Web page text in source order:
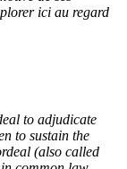
ici au regard
to adjudicate
to sustain the
(also called